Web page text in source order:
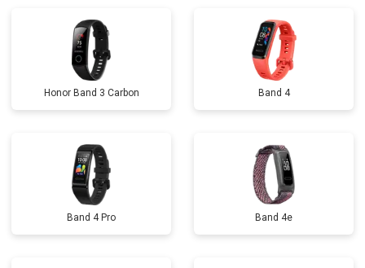
Honor Band 3 Carbon Band 4
Band 4 Pro Band 4e